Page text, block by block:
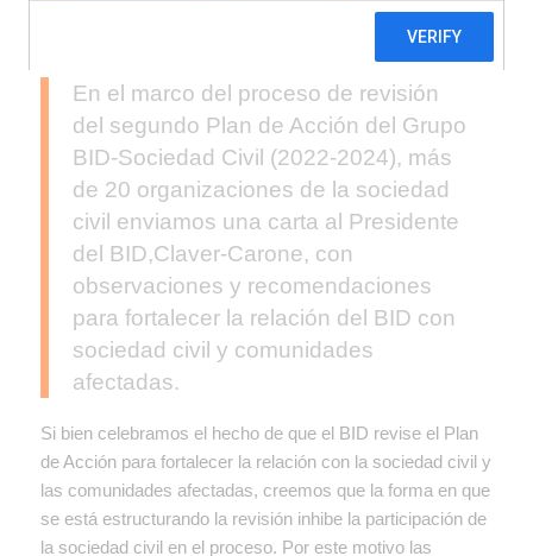
En el marco del proceso de revisión
del segundo Plan de Acción del Grupo
BID-Sociedad Civil (2022-2024), más
de 20 organizaciones de la sociedad
civil enviamos una carta al Presidente
del BID,Claver-Carone, con
observaciones y recomendaciones
para fortalecer la relación del BID con
sociedad civil y comunidades
afectadas.
Si bien celebramos el hecho de que el BID revise el Plan
de Acción para fortalecer la relación con la sociedad civil y
las comunidades afectadas, creemos que la forma en que
se está estructurando la revisión inhibe la participación de
la sociedad civil en el proceso. Por este motivo las